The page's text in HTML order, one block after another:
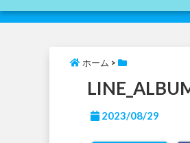
ホーム >
2023/08/29